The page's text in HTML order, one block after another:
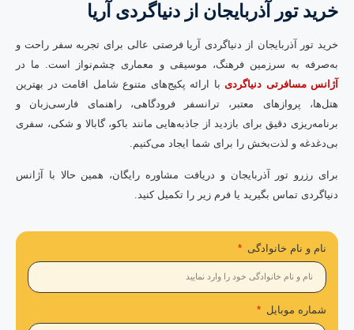
خرید تور آذربایجان از دنیاگردی آریا
خرید تور آذربایجان از دنیاگردی آریا فرصتی عالی برای تجربه سفر راحت و
به‌صرفه به سرزمین فرهنگ، موسیقی و معماری چشم‌نواز است. ما در
آژانس مسافرتی دنیاگردی با ارائه پکیج‌های متنوع شامل اقامت در بهترین
هتل‌ها، پروازهای معتبر، ترانسفر فرودگاهی، راهنمای فارسی‌زبان و
برنامه‌ریزی دقیق برای بازدید از جاذبه‌هایی مانند باکو، گابالا و شکی، سفری
بی‌دغدغه و لذت‌بخش را برای شما ایجاد می‌کنیم.
برای رزرو تور آذربایجان و دریافت مشاوره رایگان، همین حالا با آژانس
دنیاگردی تماس بگیرید یا فرم زیر را تکمیل کنید.
نام و نام خانوادگی
شماره موبایل